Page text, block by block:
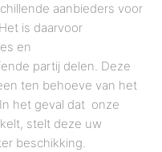
aanbieders voor
is daarvoor
en
partij delen. Deze
ten behoeve van het
het geval dat onze
stelt deze uw
beschikking.